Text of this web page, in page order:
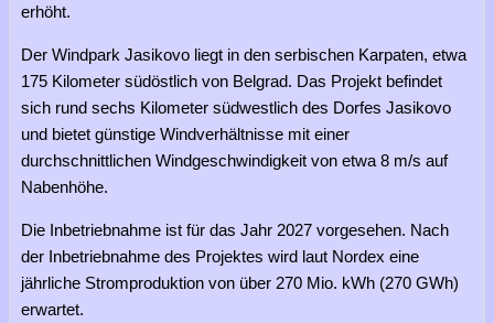
erhöht.
Der Windpark Jasikovo liegt in den serbischen Karpaten, etwa
175 Kilometer südöstlich von Belgrad. Das Projekt befindet
sich rund sechs Kilometer südwestlich des Dorfes Jasikovo
und bietet günstige Windverhältnisse mit einer
durchschnittlichen Windgeschwindigkeit von etwa 8 m/s auf
Nabenhöhe.
Die Inbetriebnahme ist für das Jahr 2027 vorgesehen. Nach
der Inbetriebnahme des Projektes wird laut Nordex eine
jährliche Stromproduktion von über 270 Mio. kWh (270 GWh)
erwartet.